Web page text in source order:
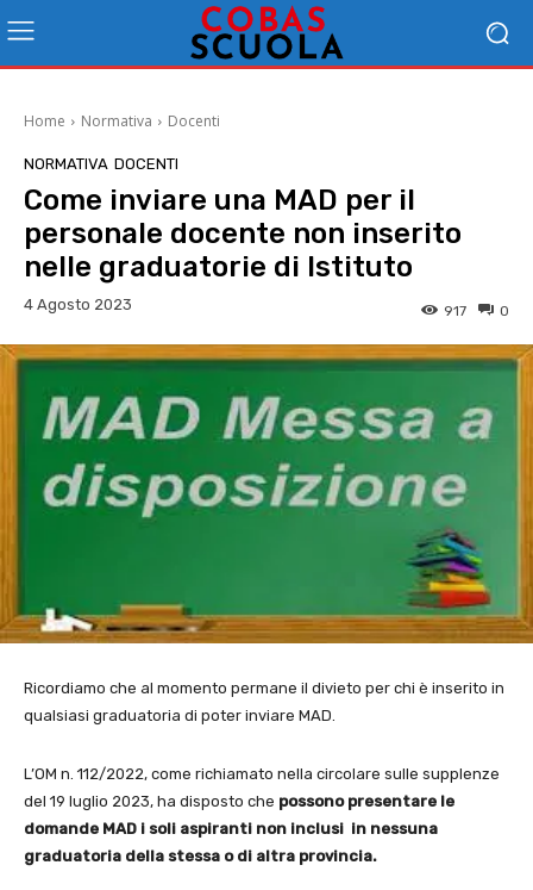
Home Normativa Docenti
NORMATIVA DOCENTI
Come inviare una MAD per il
personale docente non inserito
nelle graduatorie di Istituto
4 Agosto 2023 0
917
Ricordiamo che al momento permane il divieto per chi è inserito in
qualsiasi graduatoria di poter inviare MAD.
L’OM n. 112/2022, come richiamato nella circolare sulle supplenze
del 19 luglio 2023, ha disposto che possono presentare le
domande MAD i soli aspiranti non inclusi in nessuna
graduatoria della stessa o di altra provincia.